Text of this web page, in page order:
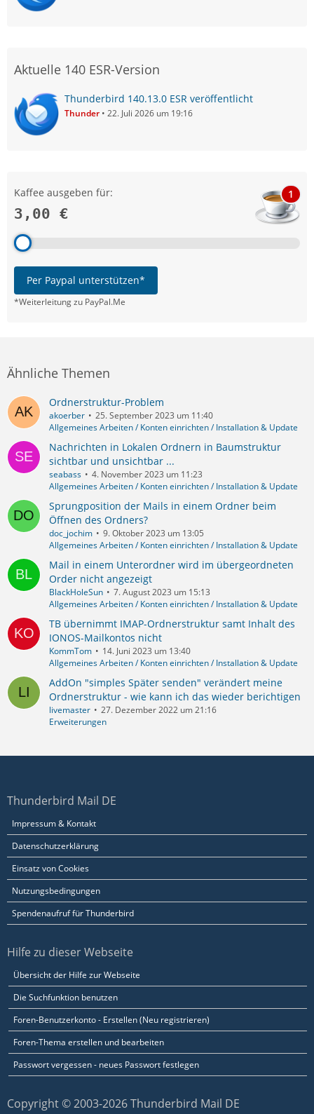
Aktuelle 140 ESR-Version
Thunderbird 140.13.0 ESR veröffentlicht
Thunder 22. Juli 2026 um 19:16
Kaffee ausgeben für:
3,00 €
1
Per Paypal unterstützen*
*Weiterleitung zu PayPal.Me
Ähnliche Themen
Ordnerstruktur-Problem
akoerber
25. September 2023 um 11:40
Allgemeines Arbeiten / Konten einrichten / Installation & Update
Nachrichten in Lokalen Ordnern in Baumstruktur
sichtbar und unsichtbar ...
seabass
4. November 2023 um 11:23
Allgemeines Arbeiten / Konten einrichten / Installation & Update
Sprungposition der Mails in einem Ordner beim
Öffnen des Ordners?
doc_jochim
9. Oktober 2023 um 13:05
Allgemeines Arbeiten / Konten einrichten / Installation & Update
Mail in einem Unterordner wird im übergeordneten
Order nicht angezeigt
BlackHoleSun
7. August 2023 um 15:13
Allgemeines Arbeiten / Konten einrichten / Installation & Update
TB übernimmt IMAP-Ordnerstruktur samt Inhalt des
IONOS-Mailkontos nicht
KommTom
14. Juni 2023 um 13:40
Allgemeines Arbeiten / Konten einrichten / Installation & Update
AddOn "simples Später senden" verändert meine
Ordnerstruktur - wie kann ich das wieder berichtigen
livemaster
27. Dezember 2022 um 21:16
Erweiterungen
Thunderbird Mail DE
Impressum & Kontakt
Datenschutzerklärung
Einsatz von Cookies
Nutzungsbedingungen
Spendenaufruf für Thunderbird
Hilfe zu dieser Webseite
Übersicht der Hilfe zur Webseite
Die Suchfunktion benutzen
Foren-Benutzerkonto - Erstellen (Neu registrieren)
Foren-Thema erstellen und bearbeiten
Passwort vergessen - neues Passwort festlegen
Copyright © 2003-2026 Thunderbird Mail DE